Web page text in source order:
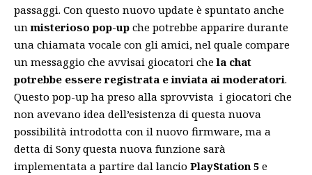
passaggi. Con questo nuovo update è spuntato anche
unmisterioso pop-up che potrebbe apparire durante
una chiamata vocale con gli amici, nel quale compare
un messaggio che avvisai giocatori chela chat
potrebbe essere registrata e inviata ai moderatori.
Questo pop-up ha preso alla sprovvista i giocatori che
non avevano idea dell’esistenza di questa nuova
possibilità introdotta con il nuovo firmware, ma a
detta di Sony questa nuova funzione sarà
implementata a partire dal lancio PlayStation 5 e